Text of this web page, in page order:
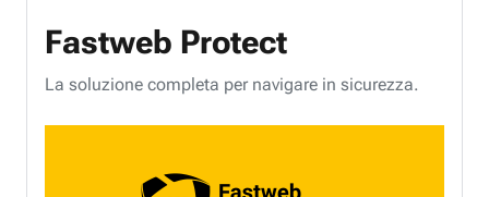
Fastweb Protect
La soluzione completa per navigare in sicurezza.